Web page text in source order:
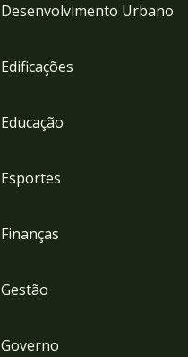
Desenvolvimento Urbano
Edificações
Educação
Esportes
Finanças
Gestão
Governo